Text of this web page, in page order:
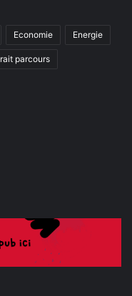
Economie Energie
parcours